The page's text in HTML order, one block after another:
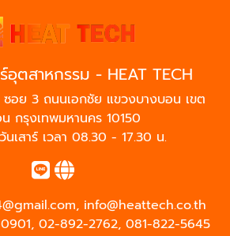
ตสาหกรรม - HEAT TECH
อย 3 ถนนเอกชัย แขวงบางบอน เขต
กรุงเทพมหานคร 10150
เสาร์ เวลา 08.30 - 17.30 น.
, info@heattech.co.th
, 02-892-2762, 081-822-5645